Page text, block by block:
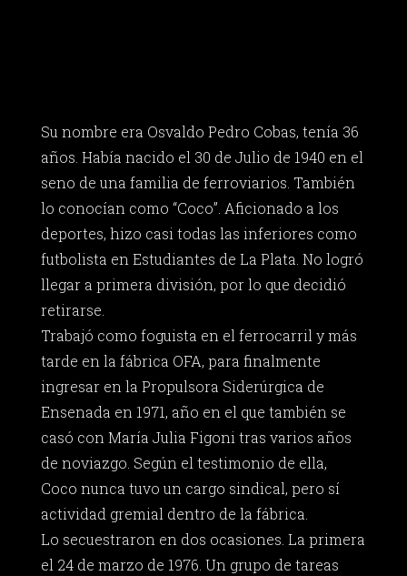
Su nombre era Osvaldo Pedro Cobas, tenía 36
años. Había nacido el 30 de Julio de 1940 en el
seno de una familia de ferroviarios. También
lo conocían como “Coco”. Aficionado a los
deportes, hizo casi todas las inferiores como
futbolista en Estudiantes de La Plata. No logró
llegar a primera división, por lo que decidió
retirarse.
Trabajó como foguista en el ferrocarril y más
tarde en la fábrica OFA, para finalmente
ingresar en la Propulsora Siderúrgica de
Ensenada en 1971, año en el que también se
casó con María Julia Figoni tras varios años
de noviazgo. Según el testimonio de ella,
Coco nunca tuvo un cargo sindical, pero sí
actividad gremial dentro de la fábrica.
Lo secuestraron en dos ocasiones. La primera
el 24 de marzo de 1976. Un grupo de tareas